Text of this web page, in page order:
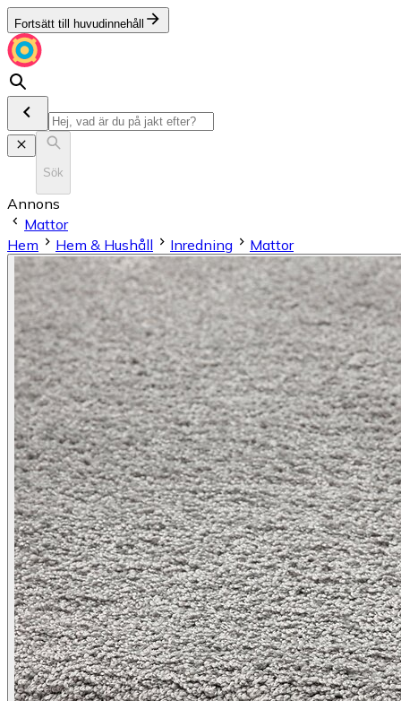
Fortsätt till huvudinnehåll
Sök
Annons
Mattor
Hem
Hem & Hushåll Inredning Mattor